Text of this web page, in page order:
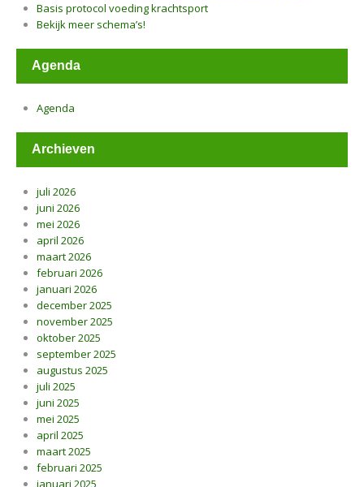
Basis protocol voeding krachtsport
Bekijk meer schema’s!
Agenda
Agenda
Archieven
juli 2026
juni 2026
mei 2026
april 2026
maart 2026
februari 2026
januari 2026
december 2025
november 2025
oktober 2025
september 2025
augustus 2025
juli 2025
juni 2025
mei 2025
april 2025
maart 2025
februari 2025
januari 2025